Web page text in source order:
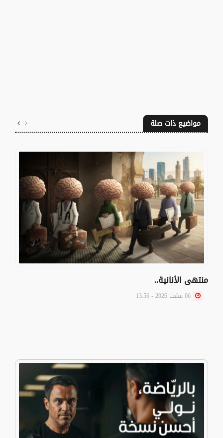
مواضيع ذات صلة
منتهى الأنانية..